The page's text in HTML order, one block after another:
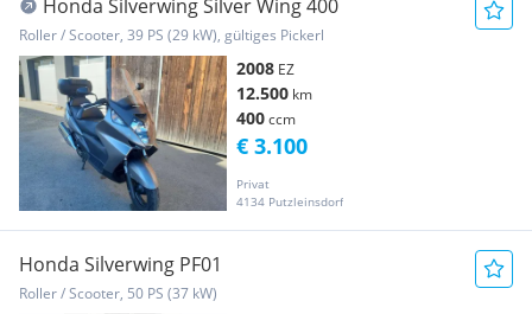
Honda Silverwing Silver Wing 400
Roller / Scooter, 39 PS (29 kW), gültiges Pickerl
2008 EZ
12.500 km
400ccm
Privat
4134 Putzleinsdorf
€ 3.100
Honda Silverwing PF01
Roller / Scooter, 50 PS (37 kW)